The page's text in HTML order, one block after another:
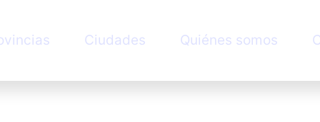
Ciudades Quiénes somos